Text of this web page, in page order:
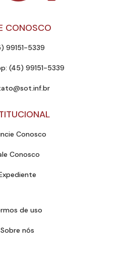
CONOSCO
99151-5339
(45) 99151-5339
Conosco
Conosco
de uso
Sobre nós